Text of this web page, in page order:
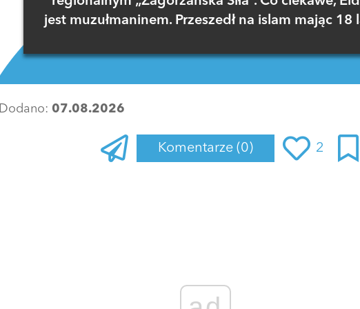
jest muzułmaninem. Przeszedł na islam mając 18
Dodano: 07.08.2026
Komentarze (0) 2